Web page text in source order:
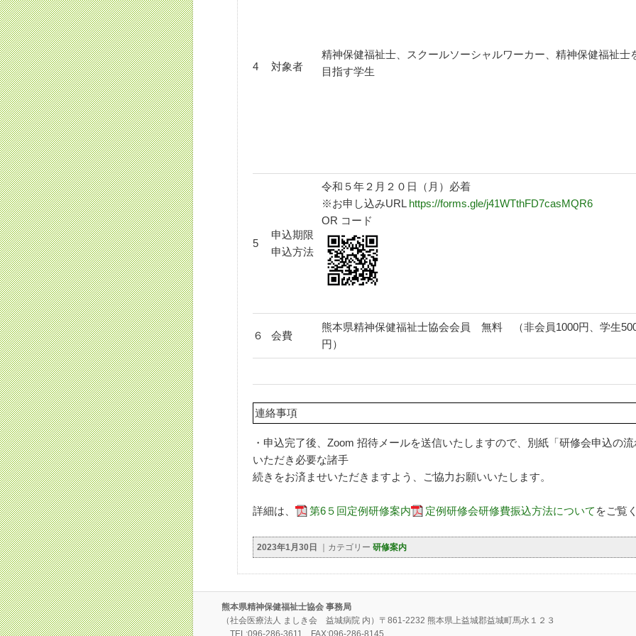
4 対象者
精神保健福祉士、スクールソーシャルワーカー、精神保健福祉士
目指す学生
5
申込期限
申込方法
令和５年２月２０日（月）必着
※お申し込みURLhttps://forms.gle/j41WTthFD7casMQR6
OR コード
６ 会費
熊本県精神保健福祉士協会会員 無料 （非会員1000円、学生
円）
連絡事項
・申込完了後、Zoom 招待メールを送信いたしますので、別紙「研修会申込の
いただき必要な諸手
続きをお済ませいただきますよう、ご協力お願いいたします。
詳細は、 第6５回定例研修案内 定例研修会研修費振込方法について をご覧
2023年1月30日 ｜カテゴリー 研修案内
熊本県精神保健福祉士協会 事務局
（社会医療法人 ましき会 益城病院 内）〒861-2232 熊本県上益城郡益城町馬水１２３
TEL:096-286-3611 FAX:096-286-8145